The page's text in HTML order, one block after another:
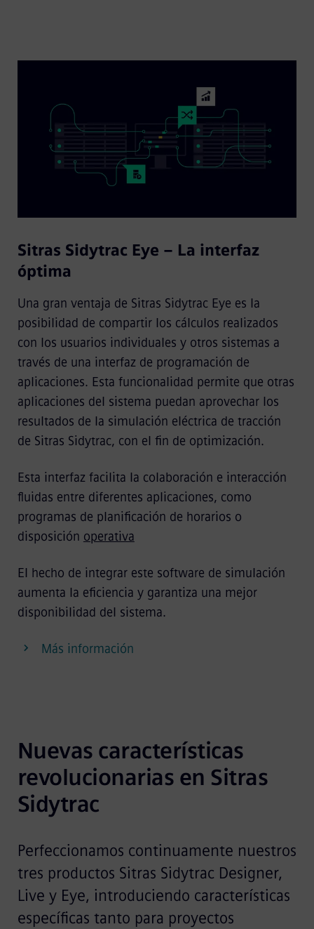
Sitras Sidytrac Eye – La interfaz
óptima
Una gran ventaja de Sitras Sidytrac Eye es la
posibilidad de compartir los cálculos realizados
con los usuarios individuales y otros sistemas a
través de una interfaz de programación de
aplicaciones. Esta funcionalidad permite que otras
aplicaciones del sistema puedan aprovechar los
resultados de la simulación eléctrica de tracción
de Sitras Sidytrac, con el fin de optimización.
Esta interfaz facilita la colaboración e interacción
fluidas entre diferentes aplicaciones, como
programas de planificación de horarios o
disposición operativa
El hecho de integrar este software de simulación
aumenta la eficiencia y garantiza una mejor
disponibilidad del sistema.
Más información
Nuevas características
revolucionarias en Sitras
Sidytrac
Perfeccionamos continuamente nuestros
tres productos Sitras Sidytrac Designer,
Live y Eye, introduciendo características
específicas tanto para proyectos